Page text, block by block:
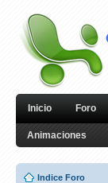
Inicio Foro
Animaciones
Indice Foro